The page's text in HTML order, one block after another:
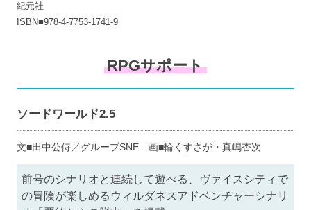
紀元社
ISBN■978-4-7753-1741-9
RPGサポート
ソードワールド2.5
文■田中公侍／グループSNE 画■輪くすさが・真嶋杏次
前号のシナリオと連続して遊べる、ヴァイスシティで
の冒険が楽しめるウィルダネスアドベンチャーシナリ